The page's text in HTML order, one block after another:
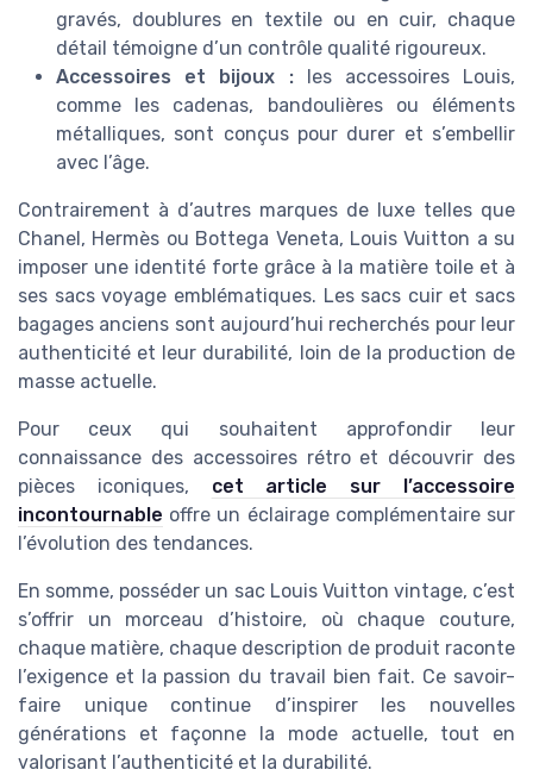
gravés, doublures en textile ou en cuir, chaque
détail témoigne d’un contrôle qualité rigoureux.
Accessoires et bijoux :les accessoires Louis,
comme les cadenas, bandoulières ou éléments
métalliques, sont conçus pour durer et s’embellir
avec l’âge.
Contrairement à d’autres marques de luxe telles que
Chanel, Hermès ou Bottega Veneta, Louis Vuitton a su
imposer une identité forte grâce à la matière toile et à
ses sacs voyage emblématiques. Les sacs cuir et sacs
bagages anciens sont aujourd’hui recherchés pour leur
authenticité et leur durabilité, loin de la production de
masse actuelle.
Pour ceux qui souhaitent approfondir leur
connaissance des accessoires rétro et découvrir des
pièces iconiques, cet article sur l’accessoire
incontournable offre un éclairage complémentaire sur
l’évolution des tendances.
En somme, posséder un sac Louis Vuitton vintage, c’est
s’offrir un morceau d’histoire, où chaque couture,
chaque matière, chaque description de produit raconte
l’exigence et la passion du travail bien fait. Ce savoir-
faire unique continue d’inspirer les nouvelles
générations et façonne la mode actuelle, tout en
valorisant l’authenticité et la durabilité.